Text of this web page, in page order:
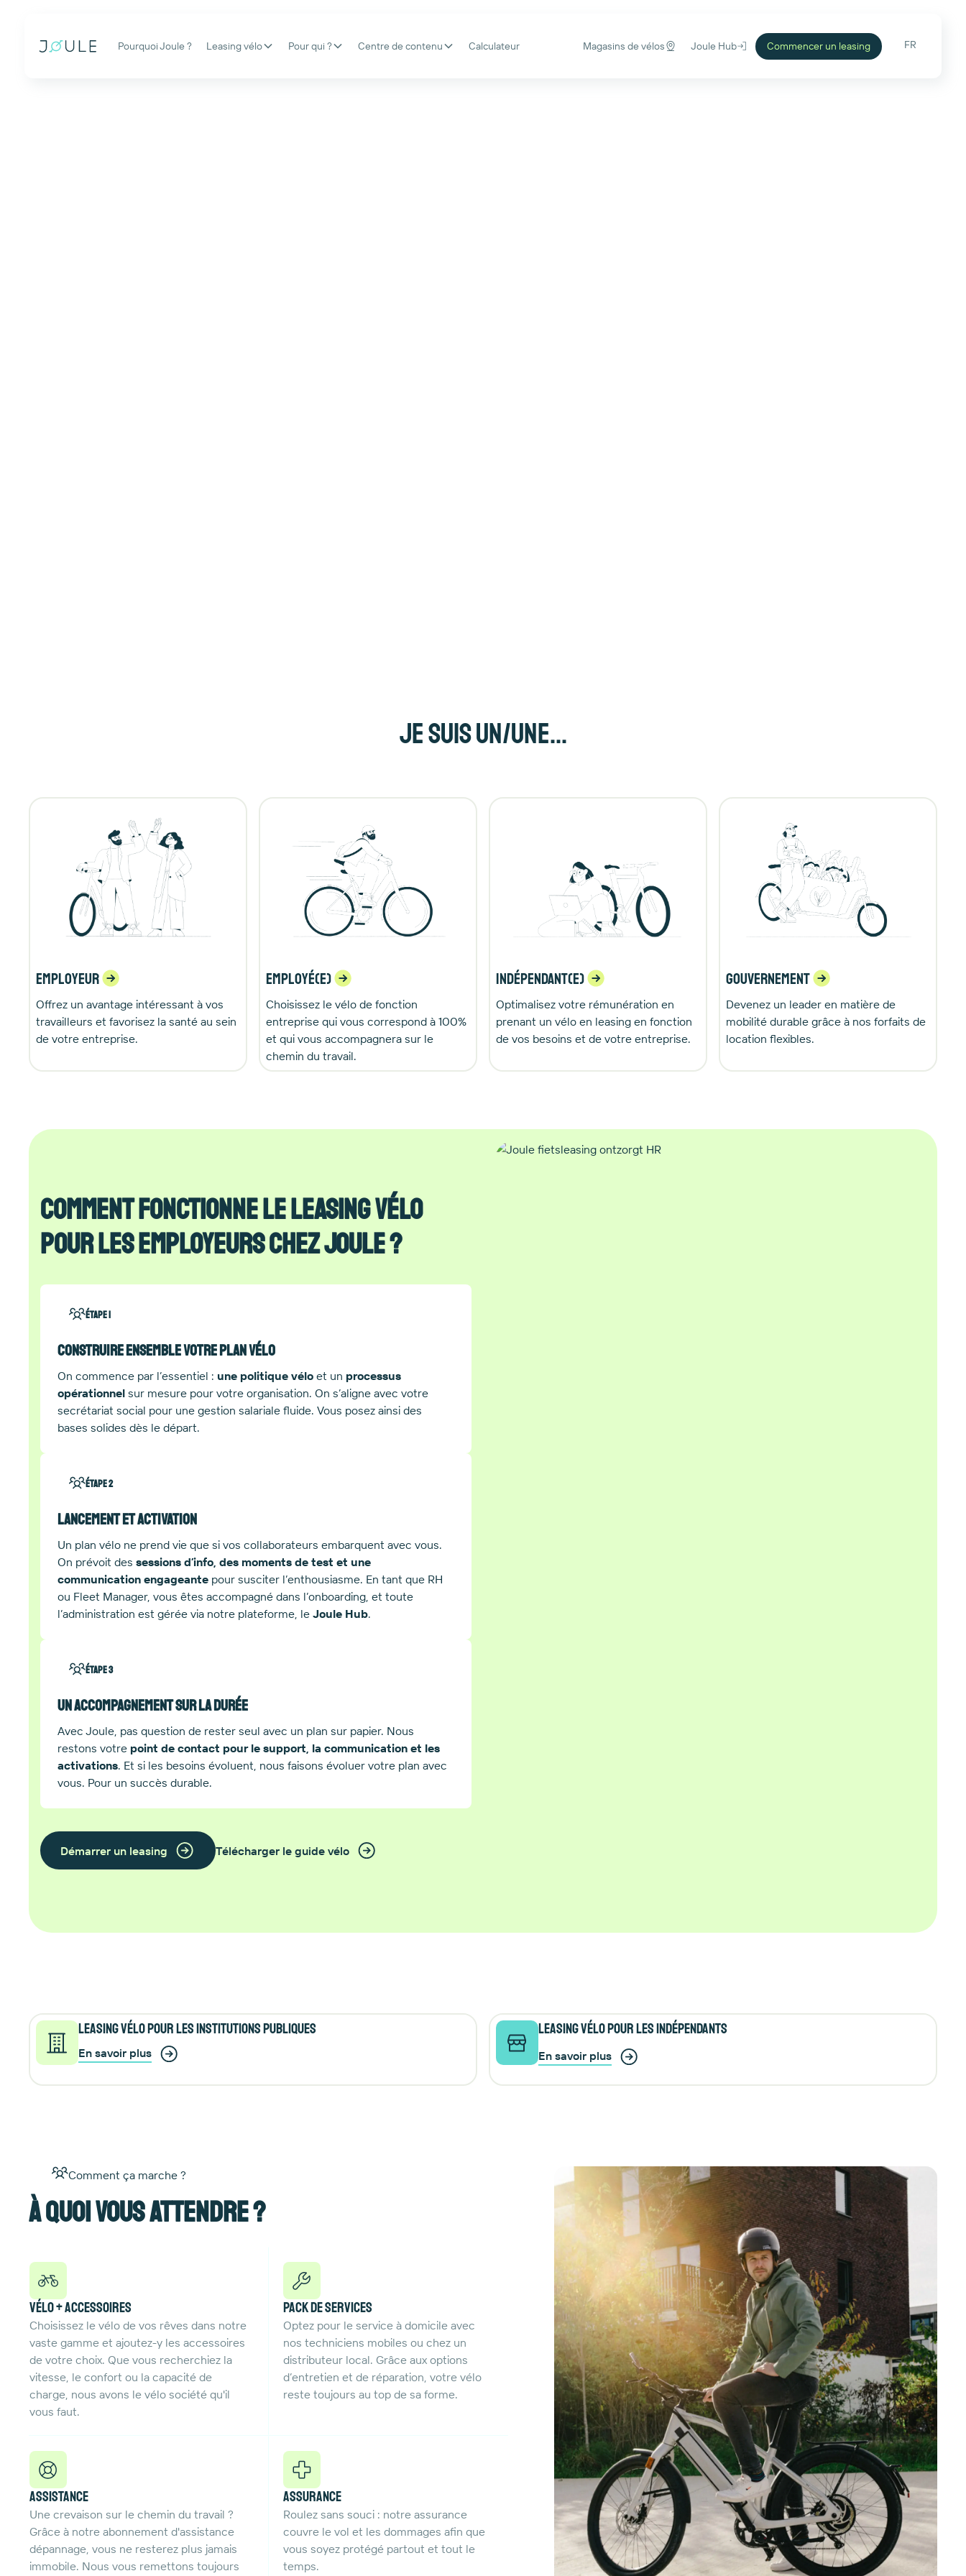
Pourquoi Joule ? Leasing vélo Pour qui ? Centre de contenu Calculateur Magasins de vélos Joule Hub Commencer un leasing FR
Je suis un/une...
Employeur
Offrez un avantage intéressant à vos
travailleurs et favorisez la santé au sein
de votre entreprise.
Employé(e)
Choisissez le vélo de fonction
entreprise qui vous correspond à 100%
et qui vous accompagnera sur le
chemin du travail.
Indépendant(e)
Optimalisez votre rémunération en
prenant un vélo en leasing en fonction
de vos besoins et de votre entreprise.
Gouvernement
Devenez un leader en matière de
mobilité durable grâce à nos forfaits de
location flexibles.
Comment fonctionne le leasing vélo
pour les employeurs chez Joule ?
Étape 1
Construire ensemble votre plan vélo
On commence par l’essentiel : une politique vélo et un processus
opérationnel sur mesure pour votre organisation. On s’aligne avec votre
secrétariat social pour une gestion salariale fluide. Vous posez ainsi des
bases solides dès le départ.
Étape 2
Lancement et activation
Un plan vélo ne prend vie que si vos collaborateurs embarquent avec vous.
On prévoit des sessions d’info, des moments de test et une
communication engageante pour susciter l’enthousiasme. En tant que RH
ou Fleet Manager, vous êtes accompagné dans l’onboarding, et toute
l’administration est gérée via notre plateforme, le Joule Hub.
Étape 3
Un accompagnement sur la durée
Avec Joule, pas question de rester seul avec un plan sur papier. Nous
restons votre point de contact pour le support, la communication et les
activations. Et si les besoins évoluent, nous faisons évoluer votre plan avec
vous. Pour un succès durable.
Démarrer un leasing Télécharger le guide vélo
Leasing vélo pour les institutions publiques
En savoir plus
Leasing vélo pour les indépendants
En savoir plus
Comment ça marche ?
À quoi vous attendre ?
Vélo + accessoires
Choisissez le vélo de vos rêves dans notre
vaste gamme et ajoutez-y les accessoires
de votre choix. Que vous recherchiez la
vitesse, le confort ou la capacité de
charge, nous avons le vélo société qu'il
vous faut.
Pack de services
Optez pour le service à domicile avec
nos techniciens mobiles ou chez un
distributeur local. Grâce aux options
d’entretien et de réparation, votre vélo
reste toujours au top de sa forme.
Assistance
Une crevaison sur le chemin du travail ?
Grâce à notre abonnement d'assistance
dépannage, vous ne resterez plus jamais
immobile. Nous vous remettons toujours
Assurance
Roulez sans souci : notre assurance
couvre le vol et les dommages afin que
vous soyez protégé partout et tout le
temps.